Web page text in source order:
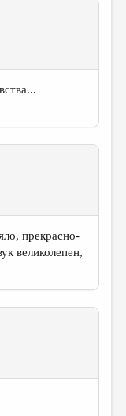
прекрасно-
великолепен,